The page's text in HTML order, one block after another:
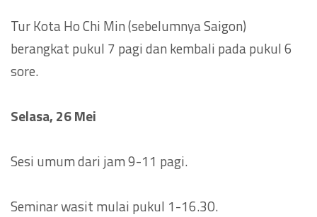
Tur Kota Ho Chi Min (sebelumnya Saigon)
berangkat pukul 7 pagi dan kembali pada pukul 6
sore.
Selasa, 26 Mei
Sesi umum dari jam 9-11 pagi.
Seminar wasit mulai pukul 1-16.30.